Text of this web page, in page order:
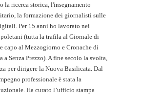
la ricerca storica, l'insegnamento
la formazione dei giornalisti sulle
Per 15 anni ho lavorato nei
(tutta la trafila al Giornale di
capo al Mezzogiorno e Cronache di
Senza Prezzo). A fine secolo la svolta,
per dirigere la Nuova Basilicata. Dal
professionale è stata la
Ha curato l’ufficio stampa